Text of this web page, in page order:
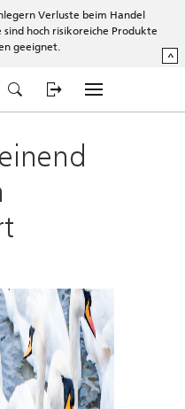
Verluste beim Handel
hoch risikoreiche Produkte
geeignet.
^